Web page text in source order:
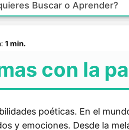
1 min.
con la
poéticas. En el
y emociones. Desde la